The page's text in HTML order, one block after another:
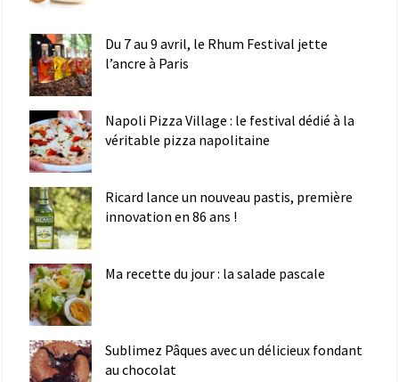
Du 7 au 9 avril, le Rhum Festival jette
l’ancre à Paris
Napoli Pizza Village : le festival dédié à la
véritable pizza napolitaine
Ricard lance un nouveau pastis, première
innovation en 86 ans !
Ma recette du jour : la salade pascale
Sublimez Pâques avec un délicieux fondant
au chocolat